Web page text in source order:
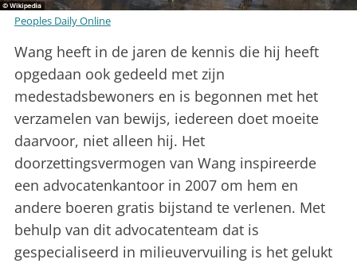
Peoples Daily Online
Wang heeft in de jaren de kennis die hij heeft
opgedaan ook gedeeld met zijn
medestadsbewoners en is begonnen met het
verzamelen van bewijs, iedereen doet moeite
daarvoor, niet alleen hij. Het
doorzettingsvermogen van Wang inspireerde
een advocatenkantoor in 2007 om hem en
andere boeren gratis bijstand te verlenen. Met
behulp van dit advocatenteam dat is
gespecialiseerd in milieuvervuiling is het gelukt